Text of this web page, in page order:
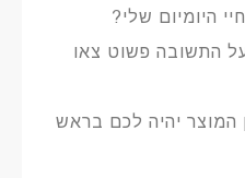
היומיום שלי?
התשובה פשוט צאו
המוצר יהיה לכם בראש